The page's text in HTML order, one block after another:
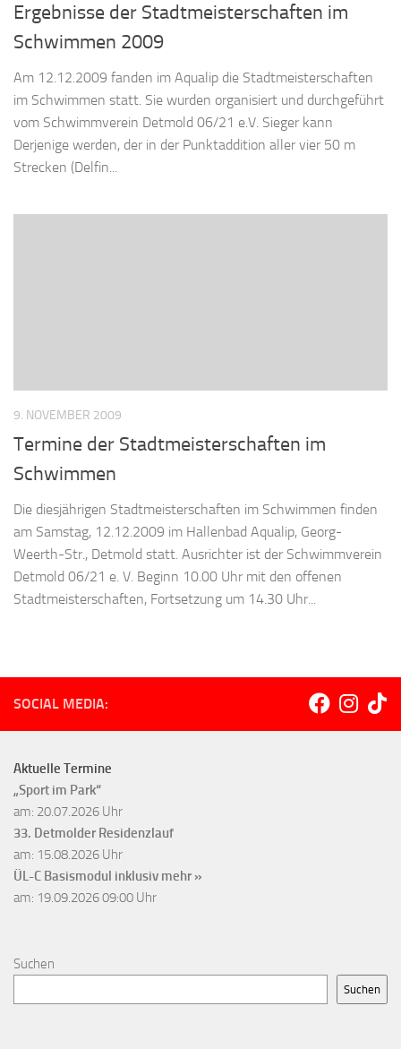
Ergebnisse der Stadtmeisterschaften im
Schwimmen 2009
Am 12.12.2009 fanden im Aqualip die Stadtmeisterschaften
im Schwimmen statt. Sie wurden organisiert und durchgeführt
vom Schwimmverein Detmold 06/21 e.V. Sieger kann
Derjenige werden, der in der Punktaddition aller vier 50 m
Strecken (Delfin...
9. NOVEMBER 2009
Termine der Stadtmeisterschaften im
Schwimmen
Die diesjährigen Stadtmeisterschaften im Schwimmen finden
am Samstag, 12.12.2009 im Hallenbad Aqualip, Georg-
Weerth-Str., Detmold statt. Ausrichter ist der Schwimmverein
Detmold 06/21 e. V. Beginn 10.00 Uhr mit den offenen
Stadtmeisterschaften, Fortsetzung um 14.30 Uhr...
SOCIAL MEDIA:
Aktuelle Termine
„Sport im Park“
am: 20.07.2026 Uhr
33. Detmolder Residenzlauf
am: 15.08.2026 Uhr
ÜL-C Basismodul inklusiv mehr »
am: 19.09.2026 09:00 Uhr
Suchen
Suchen